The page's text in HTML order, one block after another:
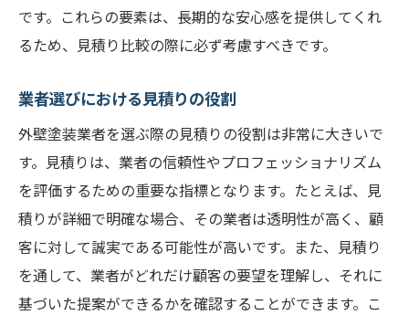
です。これらの要素は、長期的な安心感を提供してくれ
るため、見積り比較の際に必ず考慮すべきです。
業者選びにおける見積りの役割
外壁塗装業者を選ぶ際の見積りの役割は非常に大きいで
す。見積りは、業者の信頼性やプロフェッショナリズム
を評価するための重要な指標となります。たとえば、見
積りが詳細で明確な場合、その業者は透明性が高く、顧
客に対して誠実である可能性が高いです。また、見積り
を通して、業者がどれだけ顧客の要望を理解し、それに
基づいた提案ができるかを確認することができます。こ